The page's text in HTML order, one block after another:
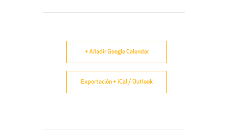
+ Añadir Google Calendar
Exportación + iCal / Outlook